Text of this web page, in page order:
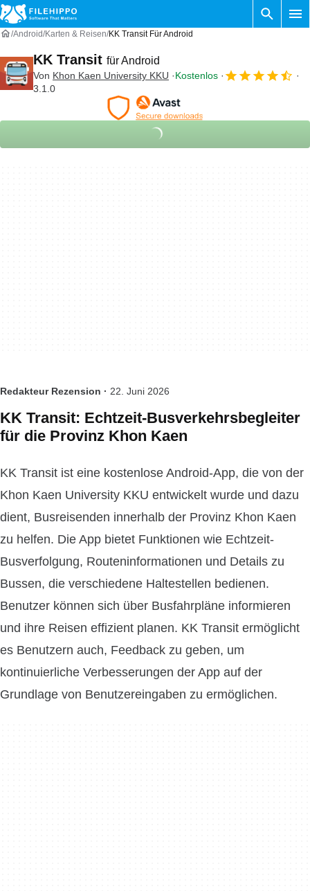
Android Karten & Reisen KK Transit Für Android
KK Transit für Android
Von Khon Kaen University KKU
Kostenlos
3.1.0
Redakteur Rezension · 22. Juni 2026
KK Transit: Echtzeit-Busverkehrsbegleiter
für die Provinz Khon Kaen
KK Transit ist eine kostenlose Android-App, die von der
Khon Kaen University KKU entwickelt wurde und dazu
dient, Busreisenden innerhalb der Provinz Khon Kaen
zu helfen. Die App bietet Funktionen wie Echtzeit-
Busverfolgung, Routeninformationen und Details zu
Bussen, die verschiedene Haltestellen bedienen.
Benutzer können sich über Busfahrpläne informieren
und ihre Reisen effizient planen. KK Transit ermöglicht
es Benutzern auch, Feedback zu geben, um
kontinuierliche Verbesserungen der App auf der
Grundlage von Benutzereingaben zu ermöglichen.